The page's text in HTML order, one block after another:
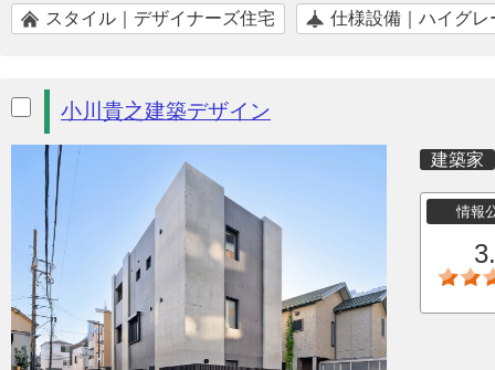
スタイル｜デザイナーズ住宅 仕様設備｜ハイグレ
小川貴之建築デザイン
建築家
情報